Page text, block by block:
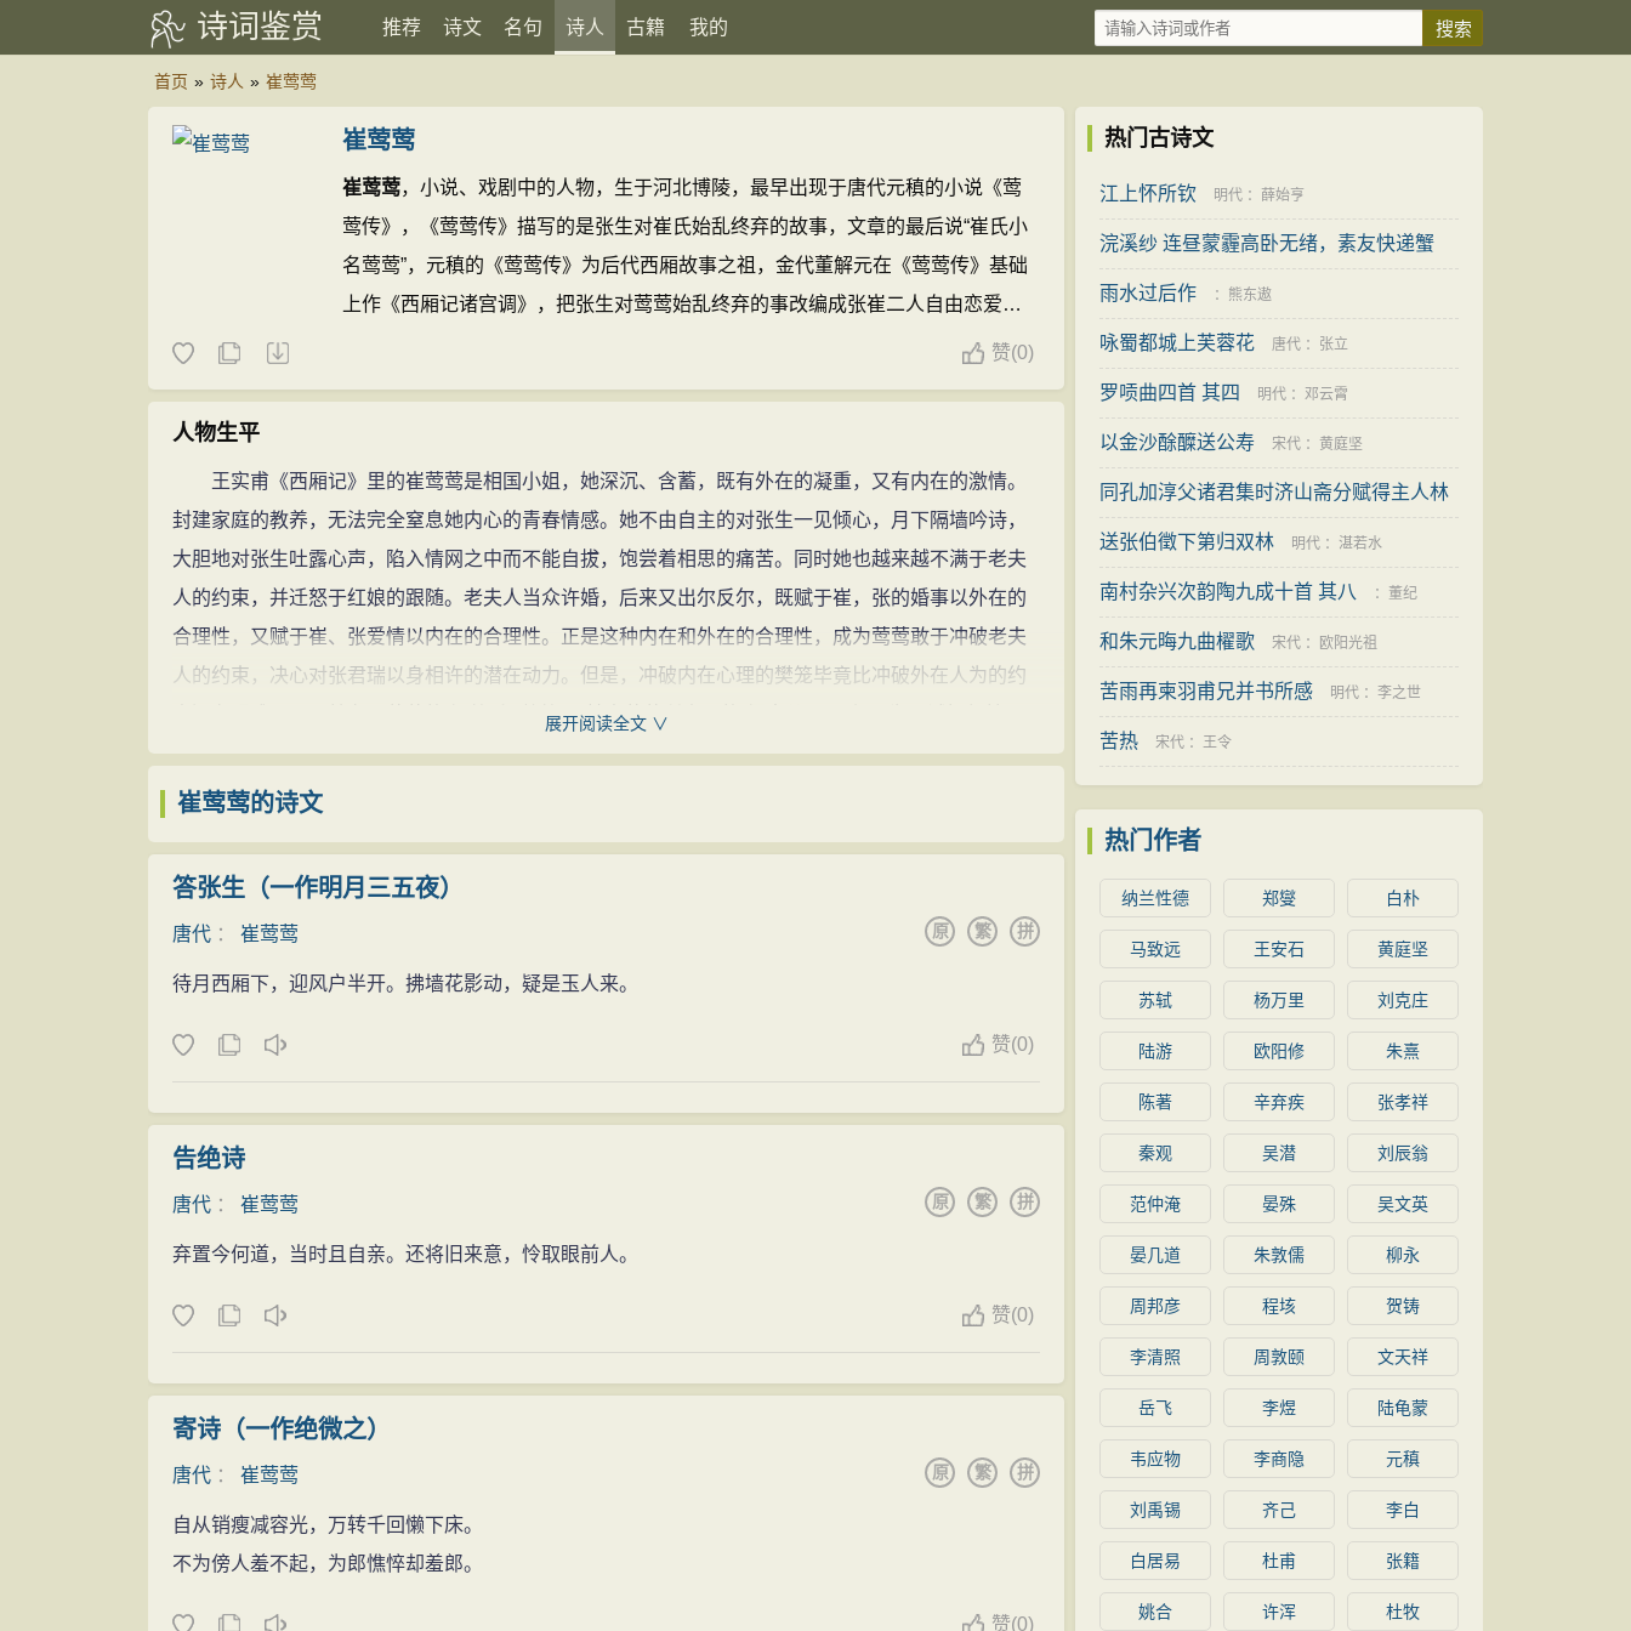
诗词鉴赏 推荐 诗文 名句 诗人 古籍 我的
首页 » 诗人 » 崔莺莺
崔莺莺
崔莺莺，小说、戏剧中的人物，生于河北博陵，最早出现于唐代元稹的小说《莺
莺传》，《莺莺传》描写的是张生对崔氏始乱终弃的故事，文章的最后说“崔氏小
名莺莺”，元稹的《莺莺传》为后代西厢故事之祖，金代董解元在《莺莺传》基础
上作《西厢记诸宫调》，把张生对莺莺始乱终弃的事改编成张崔二人自由恋爱的
故事，元代王实甫又在《西厢记诸宫调》的基础上作杂剧《西厢记》，王实甫的
赞(0)
人物生平
王实甫《西厢记》里的崔莺莺是相国小姐，她深沉、含蓄，既有外在的凝重，又有内在的激情。
封建家庭的教养，无法完全窒息她内心的青春情感。她不由自主的对张生一见倾心，月下隔墙吟诗，
大胆地对张生吐露心声，陷入情网之中而不能自拔，饱尝着相思的痛苦。同时她也越来越不满于老夫
人的约束，并迁怒于红娘的跟随。老夫人当众许婚，后来又出尔反尔，既赋于崔，张的婚事以外在的
合理性，又赋于崔、张爱情以内在的合理性。正是这种内在和外在的合理性，成为莺莺敢于冲破老夫
人的约束，决心对张君瑞以身相许的潜在动力。但是，冲破内在心理的樊笼毕竟比冲破外在人为的约
束还在艰难，于是就有了莺莺的“闹简”和“赖简”，其中莺莺所表现的“假意儿”，不仅是为了试探红娘是
否可靠，张生是否真心，更重要的是披露出崔莺莺战胜传统的教养、女性的禁忌所应有的反复和艰
难。长亭送别时，莺莺既忧虑张生考试落第，婚事终成泡影，更担心张生考取后变心，另就高门，自
《西厢记》深刻地揭示了崔莺莺的恋爱心理，即想爱而不敢爱，不敢爱却不由得不爱；并且细致
与自身的封建礼教烙印作斗争
老夫人毁约后，张生一撅不振，此时莺莺明明思念张生，让红娘去探望，但当见到红娘带回张生
但她对张生的爱恋，一开始却是胆怯和动摇不定的，一方面她具有少女的情感和欲求；另一方面，她
构成了她思想和行动上的矛盾。她回答张生的那首诗“兰闺久寂寞，无事度芳春：料得行吟者，应怜长
叹人。”，表达了她不甘寂寞的苦闷心情，同时也流露了她对异性的渴望。在“听琴”的时候，她被张生
迎风户半开：拂墙花影动，凝是玉人来。”短短二十个字，标志着莺莺决然走上了叛逆的道路。
的面，扯你到老夫人那里去，看你有何面目见江东父老?’， “万一夫人知之，先生何以自安”三句道白，
无一不提到老夫人。虽然此刻莺莺是远离老夫人的，但老夫人的威严却依然笼罩在她周围，使她产生
了一种恐惧感。再说，直到此时，她也还没有充分的理由完全相信红娘，这也是促使她变卦的原因之
展开阅读全文 ∨
崔莺莺的诗文
答张生（一作明月三五夜）
唐代 ： 崔莺莺 拼
繁
原
待月西厢下，迎风户半开。拂墙花影动，疑是玉人来。
赞(0)
告绝诗
唐代 ： 崔莺莺 拼
繁
原
弃置今何道，当时且自亲。还将旧来意，怜取眼前人。
赞(0)
寄诗（一作绝微之）
唐代 ： 崔莺莺 拼
繁
原
自从销瘦减容光，万转千回懒下床。
不为傍人羞不起，为郎憔悴却羞郎。
赞(0)
热门古诗文
江上怀所钦 明代 ： 薛始亨
浣溪纱 连昼蒙霾高卧无绪，素友快递蟹
笥，地址有误几未果收，仍倚前调
雨水过后作 ： 熊东遨
咏蜀都城上芙蓉花 唐代 ： 张立
罗唝曲四首 其四 明代 ： 邓云霄
以金沙酴醾送公寿 宋代 ： 黄庭坚
同孔加淳父诸君集时济山斋分赋得主人林
馆秋 明代 ：王懋明
送张伯徵下第归双林 明代 ： 湛若水
南村杂兴次韵陶九成十首 其八 ： 董纪
和朱元晦九曲櫂歌 宋代 ： 欧阳光祖
苦雨再柬羽甫兄并书所感 明代 ： 李之世
苦热 宋代 ： 王令
热门作者
纳兰性德 郑燮 白朴
马致远 王安石 黄庭坚
苏轼 杨万里 刘克庄
陆游 欧阳修 朱熹
陈著 辛弃疾 张孝祥
秦观 吴潜 刘辰翁
范仲淹 晏殊 吴文英
晏几道 朱敦儒 柳永
周邦彦 程垓 贺铸
李清照 周敦颐 文天祥
岳飞 李煜 陆龟蒙
韦应物 李商隐 元稹
刘禹锡 齐己 李白
白居易 杜甫 张籍
姚合 许浑 杜牧